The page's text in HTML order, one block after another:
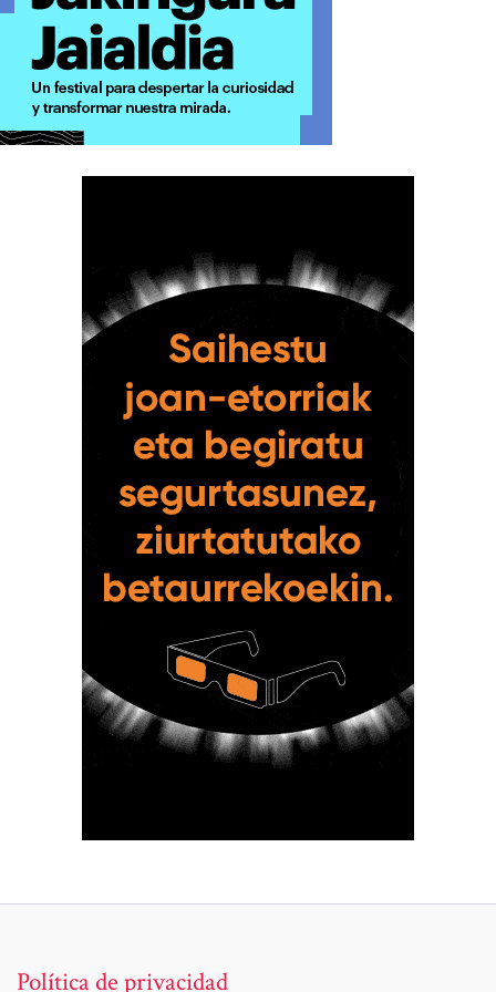
Política de privacidad